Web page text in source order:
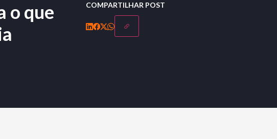
o que
COMPARTILHAR POST